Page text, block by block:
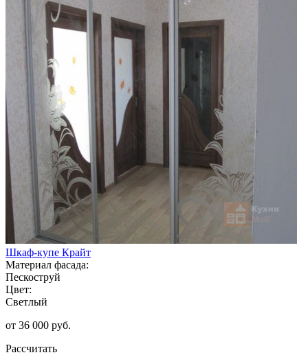
Шкаф-купе Крайт
Материал фасада:
Пескоструй
Цвет:
Светлый
от 36 000 руб.
Рассчитать